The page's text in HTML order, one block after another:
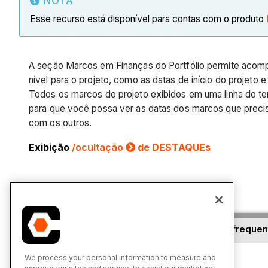
Esse recurso está disponível para contas com o produto
A seção Marcos em Finanças do Portfólio permite
nível para o projeto, como as datas de início do projeto
Todos os marcos do projeto exibidos em uma linha do
para que você possa ver as datas dos marcos que
com os outros.
Exibição /ocultação de DESTAQUEs
Tutoriais Perguntas
We process your personal information to measure and